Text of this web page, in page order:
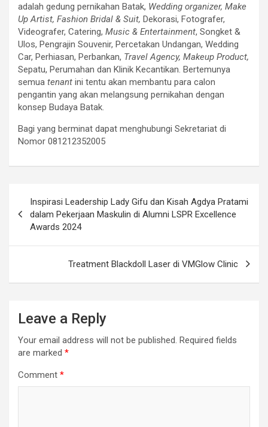
adalah gedung pernikahan Batak, Wedding organizer, Make
Up Artist, Fashion Bridal & Suit, Dekorasi, Fotografer,
Videografer, Catering, Music & Entertainment, Songket &
Ulos, Pengrajin Souvenir, Percetakan Undangan, Wedding
Car, Perhiasan, Perbankan, Travel Agency, Makeup Product,
Sepatu, Perumahan dan Klinik Kecantikan. Bertemunya
semua tenant ini tentu akan membantu para calon
pengantin yang akan melangsung pernikahan dengan
konsep Budaya Batak.
Bagi yang berminat dapat menghubungi Sekretariat di
Nomor 081212352005
Inspirasi Leadership Lady Gifu dan Kisah Agdya Pratami
dalam Pekerjaan Maskulin di Alumni LSPR Excellence
Awards 2024
Treatment Blackdoll Laser di VMGlow Clinic
Leave a Reply
Your email address will not be published. Required fields
are marked *
Comment *